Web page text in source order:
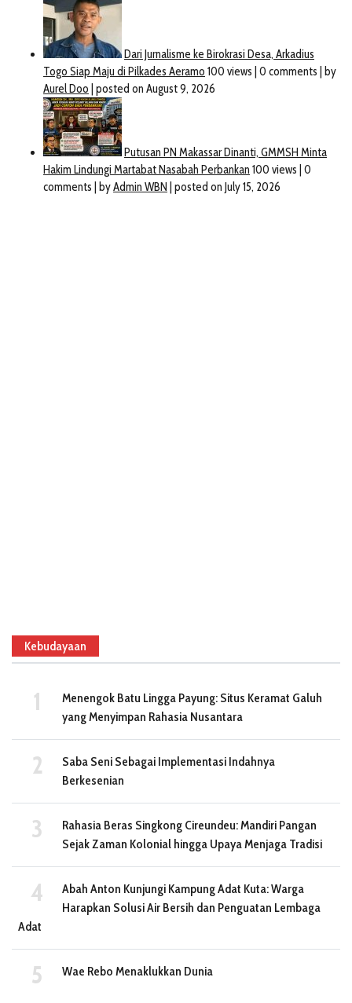
Kebudayaan
Menengok Batu Lingga Payung: Situs Keramat Galuh
yang Menyimpan Rahasia Nusantara
Saba Seni Sebagai Implementasi Indahnya
Berkesenian
Rahasia Beras Singkong Cireundeu: Mandiri Pangan
Sejak Zaman Kolonial hingga Upaya Menjaga Tradisi
Abah Anton Kunjungi Kampung Adat Kuta: Warga
Harapkan Solusi Air Bersih dan Penguatan Lembaga
Adat
Wae Rebo Menaklukkan Dunia